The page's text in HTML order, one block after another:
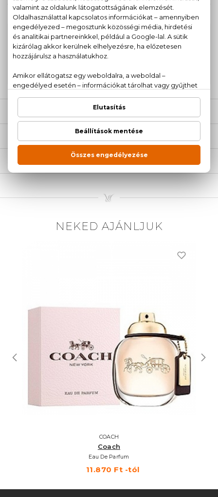
KAPCSOLÓDÓ TERMÉKEK
100% eredeti termékek,14 napos visszaküldési
garanciával
Kérdésed van, elakadtál? Hívd ügyfélszolgálatunkat:
NEKED AJÁNLJUK
COACH
Coach
Eau De Parfum
11.870 Ft -tól